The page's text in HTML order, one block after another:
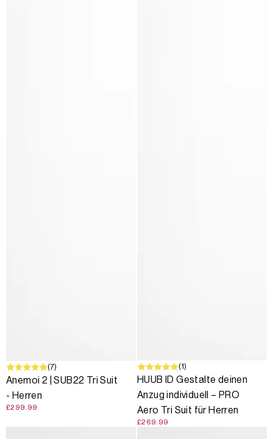
(7)
Anemoi 2 | SUB22 Tri Suit
- Herren
£299.99
(1)
HUUB ID Gestalte deinen
Anzug individuell – PRO
Aero Tri Suit für Herren
£269.99